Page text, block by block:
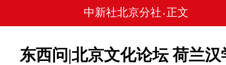
中新社北京分社 • 正文
东西问|北京文化论坛 荷兰汉